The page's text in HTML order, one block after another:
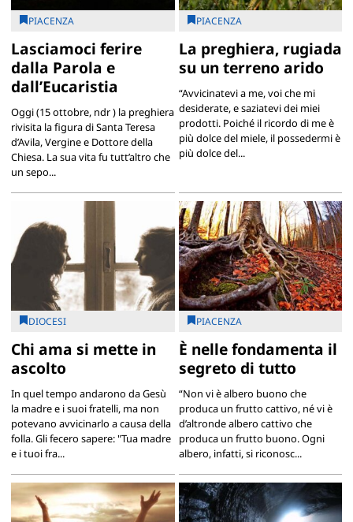
PIACENZA
Lasciamoci ferire
dalla Parola e
dall’Eucaristia
Oggi (15 ottobre, ndr ) la preghiera
rivisita la figura di Santa Teresa
d’Avila, Vergine e Dottore della
Chiesa. La sua vita fu tutt’altro che
un sepo...
PIACENZA
La preghiera, rugiada
su un terreno arido
“Avvicinatevi a me, voi che mi
desiderate, e saziatevi dei miei
prodotti. Poiché il ricordo di me è
più dolce del miele, il possedermi è
più dolce del...
DIOCESI
Chi ama si mette in
ascolto
In quel tempo andarono da Gesù
la madre e i suoi fratelli, ma non
potevano avvicinarlo a causa della
folla. Gli fecero sapere: "Tua madre
e i tuoi fra...
PIACENZA
È nelle fondamenta il
segreto di tutto
“Non vi è albero buono che
produca un frutto cattivo, né vi è
d’altronde albero cattivo che
produca un frutto buono. Ogni
albero, infatti, si riconosc...